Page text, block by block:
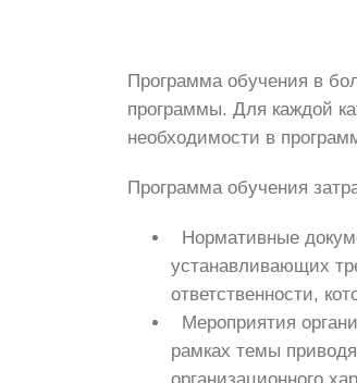
Программа обучения в
программы. Для каждой
необходимости в
Программа обучения
Нормативные
устанавливающих
ответственности,
Мероприятия
рамках темы